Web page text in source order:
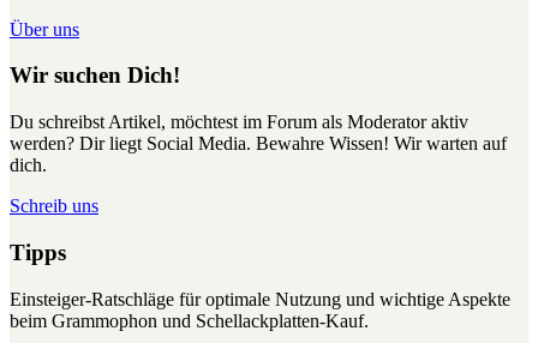
Über uns
Wir suchen Dich!
Du schreibst Artikel, möchtest im Forum als Moderator aktiv
werden? Dir liegt Social Media. Bewahre Wissen! Wir warten auf
dich.
Schreib uns
Tipps
Einsteiger-Ratschläge für optimale Nutzung und wichtige Aspekte
beim Grammophon und Schellackplatten-Kauf.